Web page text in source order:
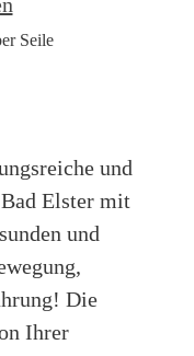
und
Elster mit
und
Die
Ihrer